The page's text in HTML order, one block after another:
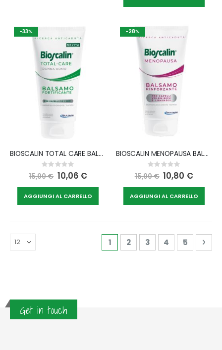
-33%
BIOSCALIN TOTAL CARE BALSAMO FORTIFICANTE 150 ML
Rating:
0%
15,00 € Special
Price
10,06 €
AGGIUNGI AL CARRELLO
-28%
BIOSCALIN MENOPAUSA BALSAMO RINFORZANTE 150 ML
Rating:
0%
15,00 € Special
Price
10,80 €
AGGIUNGI AL CARRELLO
Pagina
Attualmente stai leggendo
1 Pagina
2 Pagina
3 Pagina
4 Pagina
5
Get in touch